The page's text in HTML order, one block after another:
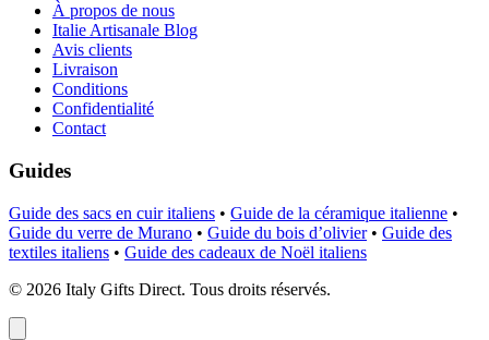
À propos de nous
Italie Artisanale Blog
Avis clients
Livraison
Conditions
Confidentialité
Contact
Guides
Guide des sacs en cuir italiens • Guide de la céramique italienne •
Guide du verre de Murano • Guide du bois d’olivier • Guide des
textiles italiens • Guide des cadeaux de Noël italiens
© 2026 Italy Gifts Direct. Tous droits réservés.